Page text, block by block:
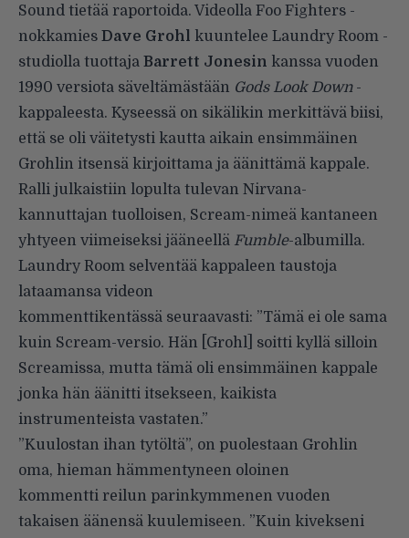
Sound tietää raportoida. Videolla Foo Fighters -
nokkamies Dave Grohl kuuntelee Laundry Room -
studiolla tuottaja Barrett Jonesin kanssa vuoden
1990 versiota säveltämästään Gods Look Down -
kappaleesta. Kyseessä on sikälikin merkittävä biisi,
että se oli väitetysti kautta aikain ensimmäinen
Grohlin itsensä kirjoittama ja äänittämä kappale.
Ralli julkaistiin lopulta tulevan Nirvana-
kannuttajan tuolloisen, Scream-nimeä kantaneen
yhtyeen viimeiseksi jääneellä Fumble-albumilla.
Laundry Room selventää kappaleen taustoja
lataamansa videon
kommenttikentässä seuraavasti: ”Tämä ei ole sama
kuin Scream-versio. Hän [Grohl] soitti kyllä silloin
Screamissa, mutta tämä oli ensimmäinen kappale
jonka hän äänitti itsekseen, kaikista
instrumenteista vastaten.”
”Kuulostan ihan tytöltä”, on puolestaan Grohlin
oma, hieman hämmentyneen oloinen
kommentti reilun parinkymmenen vuoden
takaisen äänensä kuulemiseen. ”Kuin kivekseni